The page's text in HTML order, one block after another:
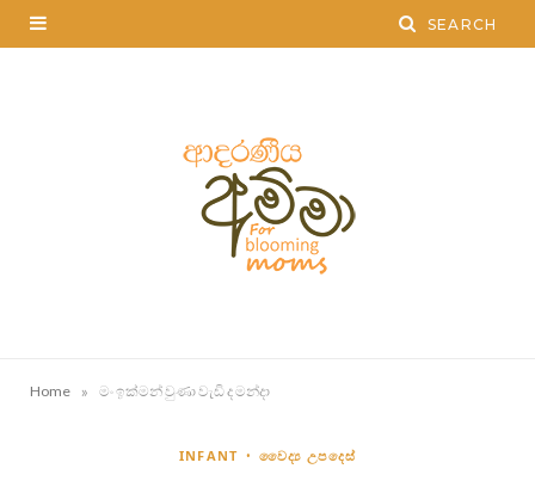
Home » මං ඉක්මන් වුණා වැඩි ද මන්දා
INFANT වෛද්‍ය උපදෙස්